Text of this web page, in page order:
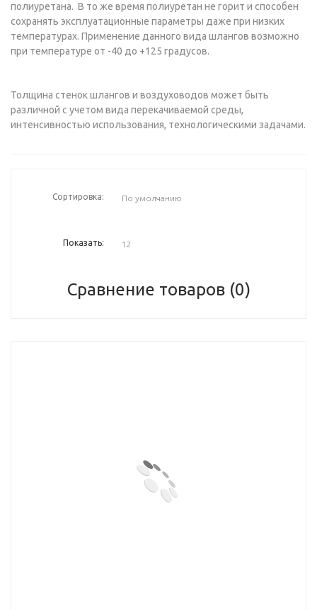
полиуретана. В то же время полиуретан не горит и способен
сохранять эксплуатационные параметры даже при низких
температурах. Применение данного вида шлангов возможно
при температуре от -40 до +125 градусов.
Толщина стенок шлангов и воздуховодов может быть
различной с учетом вида перекачиваемой среды,
интенсивностью использования, технологическими задачами.
Сортировка:
Показать:
Сравнение товаров (0)